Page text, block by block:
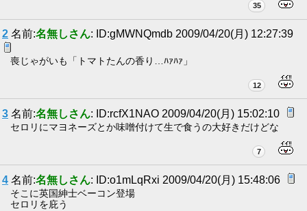
35
2 名前:名無しさん: ID:gMWNQmdb 2009/04/20(月) 12:27:39
喪じゃがいも「トマトたんの香り…ﾊｧﾊｧ」
12
3 名前:名無しさん: ID:rcfX1NAO 2009/04/20(月) 15:02:10
セロリにマヨネーズとか味噌付けて生で食うの大好きだけどな
7
4 名前:名無しさん: ID:o1mLqRxi 2009/04/20(月) 15:48:06
そこに英国紳士ベーコン登場
セロリを庇う